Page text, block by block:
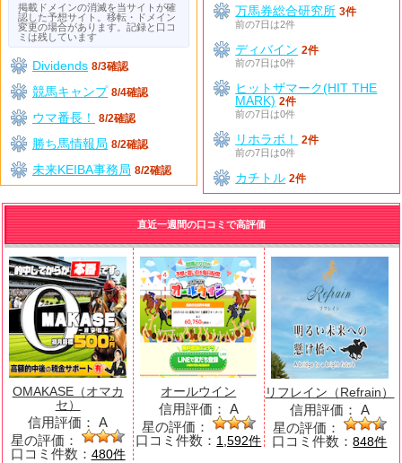
万馬券総合研究所 3件
前の7日は2件
ディバイン 2件
前の7日は0件
ヒットザマーク(HIT THE
MARK) 2件
前の7日は0件
リホラボ！
2件
前の7日は0件
カチトル 2件
掲載ドメインの消滅を当サイトが確
認した予想サイト。移転・ドメイン
変更の場合があります。記録と口コ
ミは残しています
Dividends 8/3確認
競馬キャンプ 8/4確認
ウマ番長！ 8/2確認
勝ち馬情報局 8/2確認
未来KEIBA事務局 8/2確認
直近一週間の口コミで高評価
OMAKASE（オマカ
セ）
信用評価： A
星の評価：
口コミ件数： 480件
オールウイン
信用評価： A
星の評価：
口コミ件数： 1,592件
リフレイン（Refrain）
信用評価： A
星の評価：
口コミ件数：848件